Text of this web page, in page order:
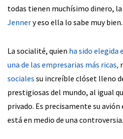
todas tienen muchísimo dinero, la
Jennery eso ella lo sabe muy bien.
La socialité, quien ha sido elegida
una de las empresarias más ricas,
sociales su increíble clóset lleno
prestigiosas del mundo, al igual
privado. Es precisamente su
está en medio de una controversia.